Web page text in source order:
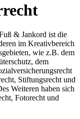
& Jankord ist die
im Kreativbereich
wie z.B. dem
dem
Stiftungsrecht und
Weiteren haben sich
Fotorecht und